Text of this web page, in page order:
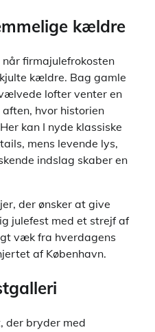
kældre
firmajulefrokosten
kældre. Bag gamle
lofter venter en
hvor historien
kan I nyde klassiske
mens levende lys,
indslag skaber en
der ønsker at give
julefest med et strejf af
væk fra hverdagens
af København.
der bryder med